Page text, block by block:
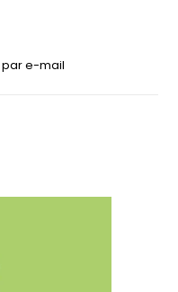
par e-mail